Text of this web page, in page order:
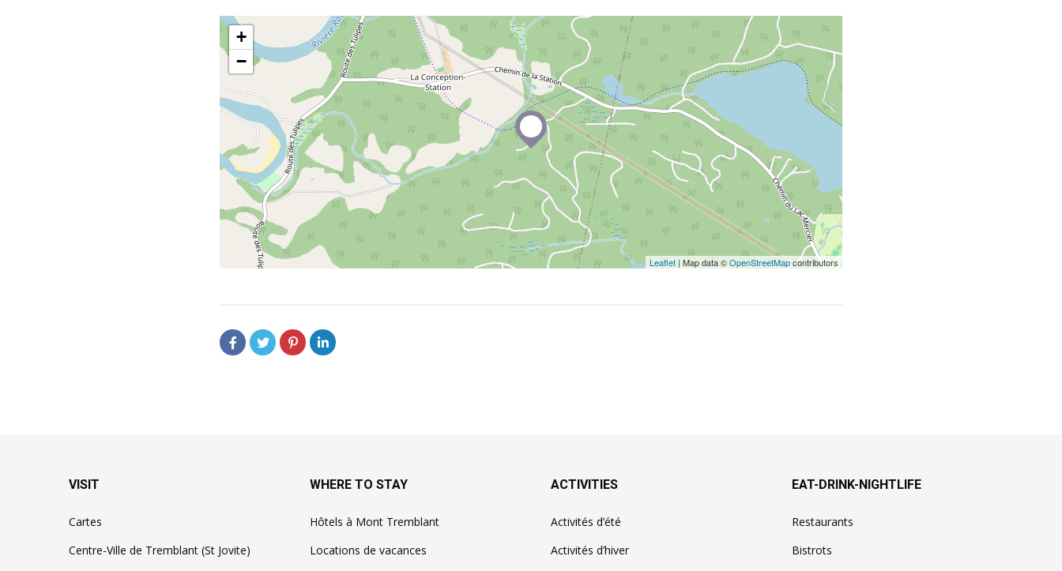
+
−
Leaflet| Map data ©OpenStreetMapcontributors
VISIT
Cartes
Centre-Ville de Tremblant (St Jovite)
WHERE TO STAY
Hôtels à Mont Tremblant
Locations de vacances
ACTIVITIES
Activités d’été
Activités d’hiver
EAT-DRINK-NIGHTLIFE
Restaurants
Bistrots